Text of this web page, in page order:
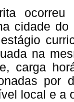
cidade
na
carga
por
local e a